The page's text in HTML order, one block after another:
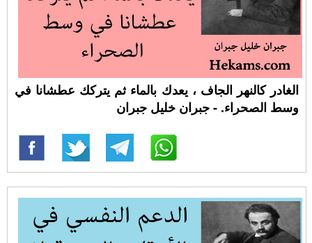
الغادر كالنهر الجاف ، يعدك بالماء ثم يتركك عطشانا في
وسط الصحراء. - جبران خليل جبران